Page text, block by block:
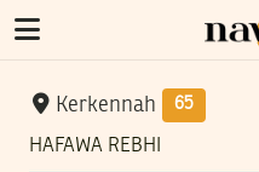
Kerkennah 65
HAFAWA REBHI